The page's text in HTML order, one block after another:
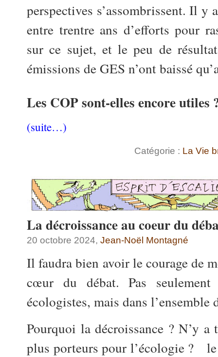
perspectives s’assombrissent. Il y
entre trentre ans d’efforts pour
sur ce sujet, et le peu de
émissions de GES n’ont baissé
Les COP sont-elles encore utiles
(suite…)
Catégorie : La Vie
La décroissance au coeur du
20 octobre 2024, Jean-Noël Montagné
Il faudra bien avoir le courage de
cœur du débat. Pas
écologistes, mais dans l’ensemble
Pourquoi la décroissance ? N’y a
plus porteurs pour l’écologie ?